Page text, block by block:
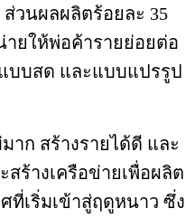
วนผลผลิตร้อยละ 35
ยให้พ่อค้ารายย่อยต่อ
บบสด และแบบแปรรูป
าก สร้างรายได้ดี และ
ร้างเครือข่ายเพื่อผลิต
ที่เริ่มเข้าสู่ฤดูหนาว ซึ่ง